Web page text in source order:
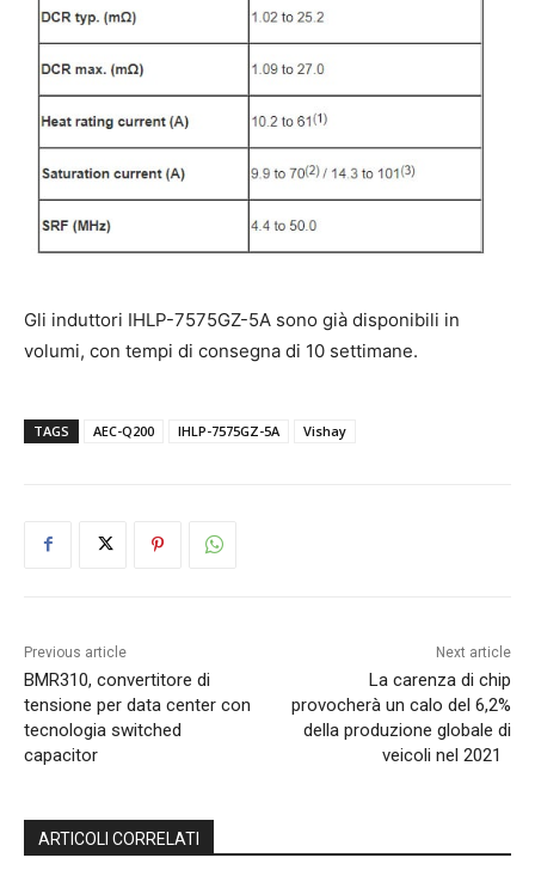
Gli induttori IHLP-7575GZ-5A sono già disponibili in
volumi, con tempi di consegna di 10 settimane.
TAGS AEC-Q200 IHLP-7575GZ-5A Vishay
Previous article
BMR310, convertitore di
tensione per data center con
tecnologia switched
capacitor
Next article
La carenza di chip
provocherà un calo del 6,2%
della produzione globale di
veicoli nel 2021
ARTICOLI CORRELATI